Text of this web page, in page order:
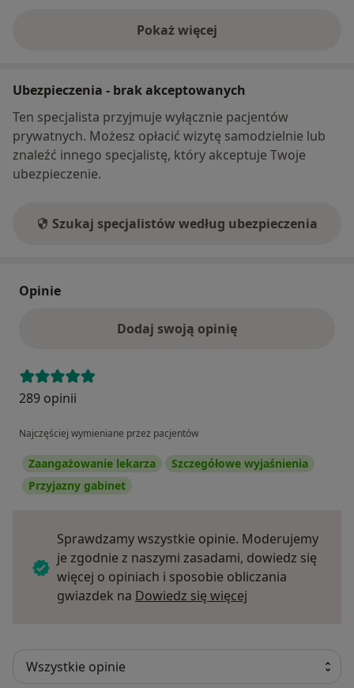
Pokaż więcej
o adresie
Ubezpieczenia - brak akceptowanych
Ten specjalista przyjmuje wyłącznie pacjentów
prywatnych. Możesz opłacić wizytę samodzielnie lub
znaleźć innego specjalistę, który akceptuje Twoje
ubezpieczenie.
Szukaj specjalistów według ubezpieczenia
Opinie
Dodaj swoją opinię
289 opinii
Najczęściej wymieniane przez pacjentów
Zaangażowanie lekarza
Szczegółowe wyjaśnienia
Przyjazny gabinet
Sprawdzamy wszystkie opinie. Moderujemy
je zgodnie z naszymi zasadami, dowiedz się
więcej o opiniach i sposobie obliczania
gwiazdek na Dowiedz się więcej